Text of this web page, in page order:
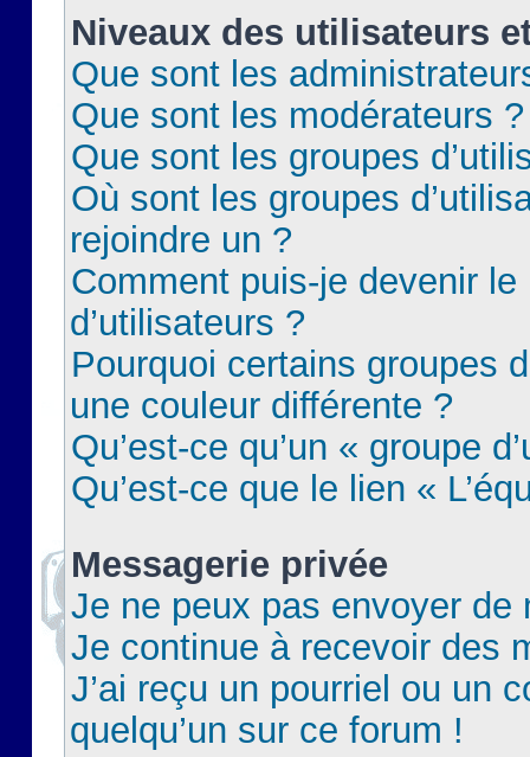
Niveaux des utilisateurs
Que sont les
Que sont les modérateurs ?
Que sont les groupes
Où sont les groupes
rejoindre un ?
Comment puis-je devenir le
d’utilisateurs ?
Pourquoi certains groupes
une couleur différente ?
Qu’est-ce qu’un « groupe
Qu’est-ce que le lien «
Messagerie privée
Je ne peux pas envoyer de
Je continue à recevoir des
J’ai reçu un pourriel ou un
quelqu’un sur ce forum !